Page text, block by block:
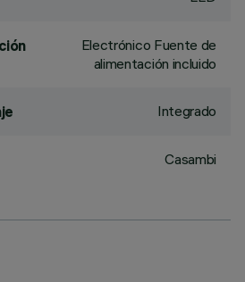
Electrónico Fuente de
alimentación incluido
Integrado
Casambi